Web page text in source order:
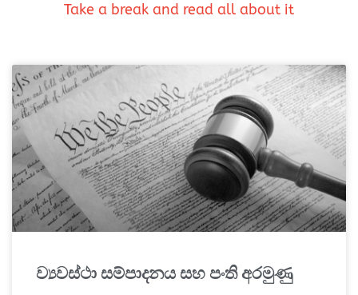
Take a break and read all about it
ව්‍යවස්ථා සම්පාදනය සහ පංති අරමුණු